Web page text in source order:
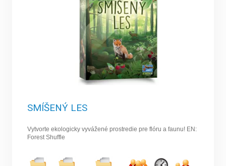
SMÍŠENÝ LES
Vytvorte ekologicky vyvážené prostredie pre flóru a faunu! EN:
Forest Shuffle